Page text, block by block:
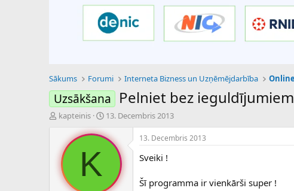
Sākums Forumi Interneta Bizness un Uzņēmējdarbība
Uzsākšana Pelniet bez ieguldījumiem
P
e
d
e
kapteinis
S
k
13. Decembris 2013
K
13. Decembris 2013
Sveiki !
Šī programma ir vienkārši super !